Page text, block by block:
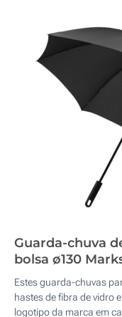
Guarda-chuva
bolsa ø130
Estes guarda-chuvas
hastes de fibra de vidro
logotipo da marca em